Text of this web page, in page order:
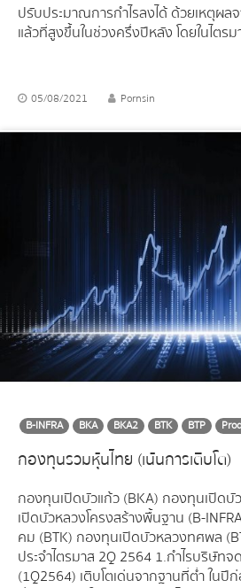
ปรับประมาณการกำไรลงได้ ด้วยเหตุผล
แล้วที่สูงขึ้นในช่วงครึ่งปีหลัง โดยในไตร
05/08/2021 Pornsin
B-INFRA BKA BKA2 BTK BTP
กองทุนรวมหุ้นไทย (เน้นการเติบโต)
กองทุนเปิดบัวแก้ว (BKA) กองทุนเปิดบั
เปิดบัวหลวงโครงสร้างพื้นฐาน (B-
คม (BTK) กองทุนเปิดบัวหลวงทศพล
ประจำไตรมาส 2Q 2564 1.กำไรบริษัทจ
(1Q2564) เติบโตเด่นจากฐานที่ต่ำ ในปี